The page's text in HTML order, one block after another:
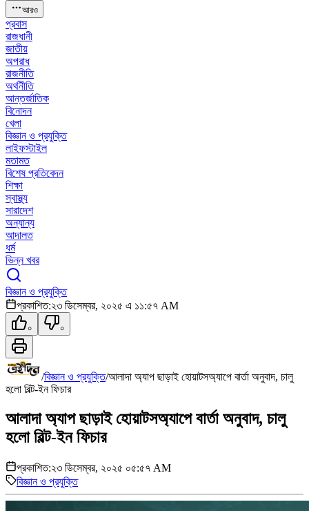
আরও
প্রবাস
রাজধানী
জাতীয়
অপরাধ
রাজনীতি
অর্থনীতি
আন্তর্জাতিক
বিনোদন
খেলা
বিজ্ঞান ও প্রযুক্তি
লাইফস্টাইল
মতামত
বিশেষ প্রতিবেদন
শিক্ষা
স্বাস্থ্য
সারাদেশ
অন্যান্য
আদালত
ধর্ম
ভিন্ন খবর
বিজ্ঞান ও প্রযুক্তি
প্রকাশিত:২৩ ডিসেম্বর, ২০২৫ এ ১১:৫৭ AM
০ ০
/বিজ্ঞান ও প্রযুক্তি/আলাদা অ্যাপ ছাড়াই হোয়াটসঅ্যাপে বার্তা অনুবাদ, চালু
হলো বিল্ট-ইন ফিচার
আলাদা অ্যাপ ছাড়াই হোয়াটসঅ্যাপে বার্তা অনুবাদ, চালু
হলো বিল্ট-ইন ফিচার
প্রকাশিত:২৩ ডিসেম্বর, ২০২৫ ০৫:৫৭ AM
বিজ্ঞান ও প্রযুক্তি